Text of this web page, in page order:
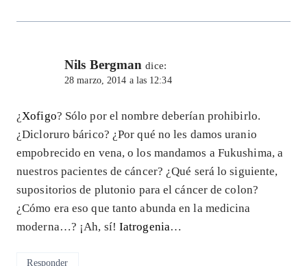
Nils Bergman dice:
28 marzo, 2014 a las 12:34
¿Xofigo? Sólo por el nombre deberían prohibirlo.
¿Dicloruro bárico? ¿Por qué no les damos uranio
empobrecido en vena, o los mandamos a Fukushima, a
nuestros pacientes de cáncer? ¿Qué será lo siguiente,
supositorios de plutonio para el cáncer de colon?
¿Cómo era eso que tanto abunda en la medicina
moderna…? ¡Ah, sí! Iatrogenia…
Responder